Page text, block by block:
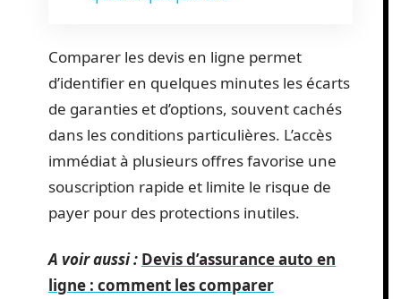
Comparer les devis en ligne permet
d’identifier en quelques minutes les écarts
de garanties et d’options, souvent cachés
dans les conditions particulières. L’accès
immédiat à plusieurs offres favorise une
souscription rapide et limite le risque de
payer pour des protections inutiles.
A voir aussi : Devis d’assurance auto en
ligne : comment les comparer